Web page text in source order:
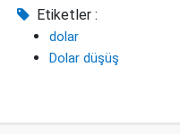
Etiketler :
dolar
Dolar düşüş